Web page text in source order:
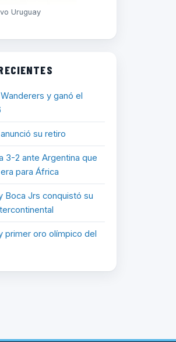
Uruguay
y ganó el
su retiro
3-2 ante Argentina que
para África
Boca Jrs conquistó su
primer oro olímpico del